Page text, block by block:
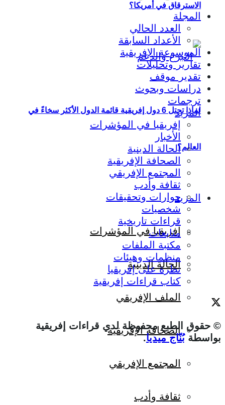
الاسترقاق في أمريكا؟
لماذا تحتل 6 دول إفريقية قائمة الدول الأكثر سخاءً في
العالم؟
المزيد
إفريقيا في المؤشرات
الحالة الدينية
الملف الإفريقي
الصحافة الإفريقية
المجتمع الإفريقي
ثقافة وأدب
المجلة
العدد الحالي
الأعداد السابقة
الموسوعة الإفريقية
تقارير وتحليلات
تقدير موقف
دراسات وبحوث
ترجمات
المزيد
إفريقيا في المؤشرات
الأخبار
الحالة الدينية
الصحافة الإفريقية
المجتمع الإفريقي
ثقافة وأدب
حوارات وتحقيقات
شخصيات
قراءات تاريخية
متابعات
مكتبة الملفات
منظمات وهيئات
نظرة على إفريقيا
كتاب قراءات إفريقية
© حقوق الطبع محفوظة لدي قراءات إفريقية
بواسطةبُنّاج ميديا.